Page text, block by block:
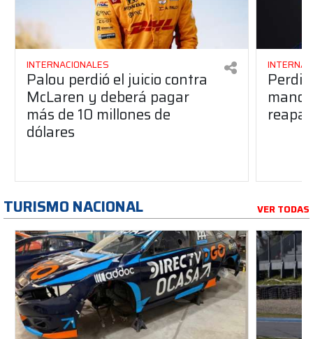
INTERNACIONALES
Palou perdió el juicio contra
McLaren y deberá pagar
más de 10 millones de
dólares
TURISMO NACIONAL VER TODAS